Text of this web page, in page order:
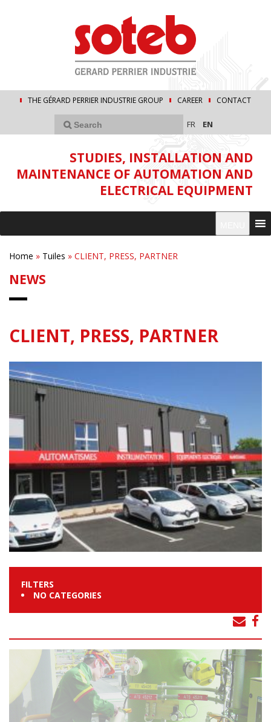
THE GÉRARD PERRIER INDUSTRIE GROUP CAREER CONTACT
FR EN
STUDIES, INSTALLATION AND
MAINTENANCE OF AUTOMATION AND
ELECTRICAL EQUIPMENT
Home » Tuiles » CLIENT, PRESS, PARTNER
NEWS
CLIENT, PRESS, PARTNER
FILTERS
NO CATEGORIES